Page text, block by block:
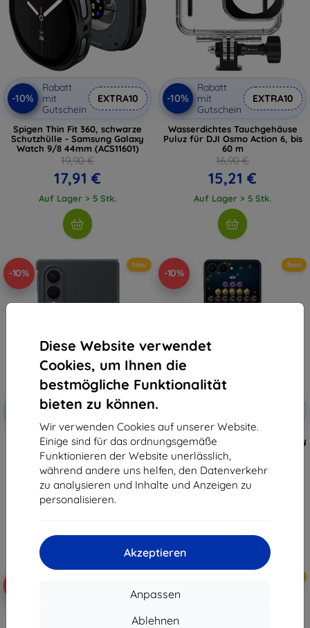
Diese Website verwendet
Cookies, um Ihnen die
bestmögliche Funktionalität
bieten zu können.
Wir verwenden Cookies auf unserer Website.
Einige sind für das ordnungsgemäße
Funktionieren der Website unerlässlich,
während andere uns helfen, den Datenverkehr
zu analysieren und Inhalte und Anzeigen zu
personalisieren.
Akzeptieren
Anpassen
Ablehnen
-10%
Rabatt
mit
Gutschein
EXTRA10
Spigen Thin Fit 360, schwarze
Schutzhülle - Samsung Galaxy
Watch 9/8 44mm (ACS11601)
19,90 €
17,91 €
Auf Lager > 5 Stk.
-10%
Rabatt
mit
Gutschein
EXTRA10
Wasserdichtes Tauchgehäuse
Puluz für DJI Osmo Action 6, bis
60 m
16,90 €
15,21 €
Auf Lager > 5 Stk.
-10%
Neu
Rabatt
mit
Gutschein
EXTRA10
Magnetische Silikonhülle von
Samsung für Galaxy Z Fold8,
schwarz (EF-EF971CBEGWW)
56,91 €
51,22 €
-10%
Neu
Gutschein
Samsung Flipsuit Hülle für Galaxy
Z Flip8, schwarz (EF-
FF776CBEGWW)
38,90 €
35,01 €